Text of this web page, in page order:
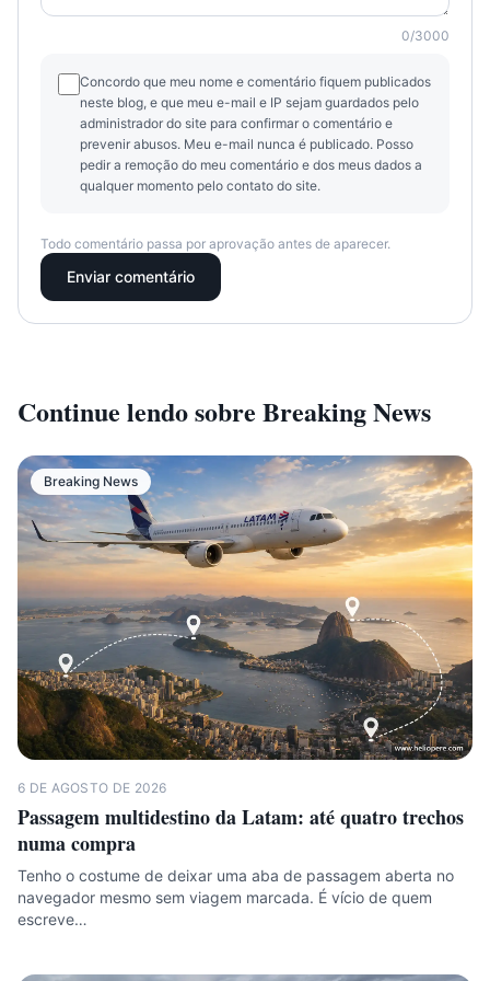
0/3000
Concordo que meu nome e comentário fiquem publicados
neste blog, e que meu e-mail e IP sejam guardados pelo
administrador do site para confirmar o comentário e
prevenir abusos. Meu e-mail nunca é publicado. Posso
pedir a remoção do meu comentário e dos meus dados a
qualquer momento pelo contato do site.
Todo comentário passa por aprovação antes de aparecer.
Enviar comentário
Continue lendo sobre Breaking News
Breaking News
6 DE AGOSTO DE 2026
Passagem multidestino da Latam: até quatro trechos
numa compra
Tenho o costume de deixar uma aba de passagem aberta no
navegador mesmo sem viagem marcada. É vício de quem
escreve…